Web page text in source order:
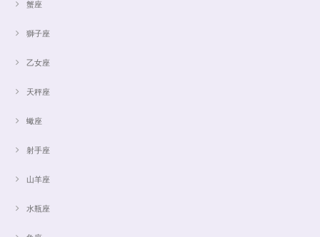
蟹座
獅子座
乙女座
天秤座
蠍座
射手座
山羊座
水瓶座